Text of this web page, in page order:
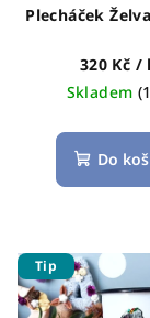
Plecháček
320 Kč /
Skladem
Do
Tip